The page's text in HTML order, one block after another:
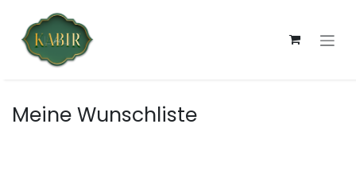
Zum Inhalt springen
Meine Wunschliste